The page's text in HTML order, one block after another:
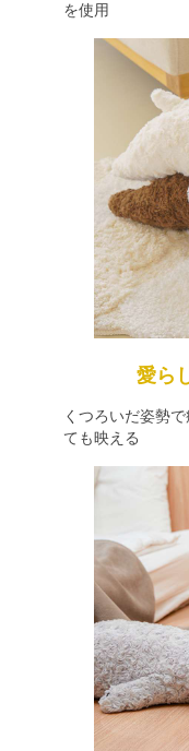
を使用
愛ら
くつろいだ姿勢
ても映える